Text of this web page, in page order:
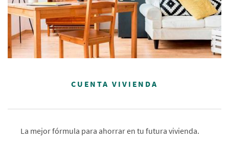
CUENTA VIVIENDA
La mejor fórmula para ahorrar en tu futura vivienda.